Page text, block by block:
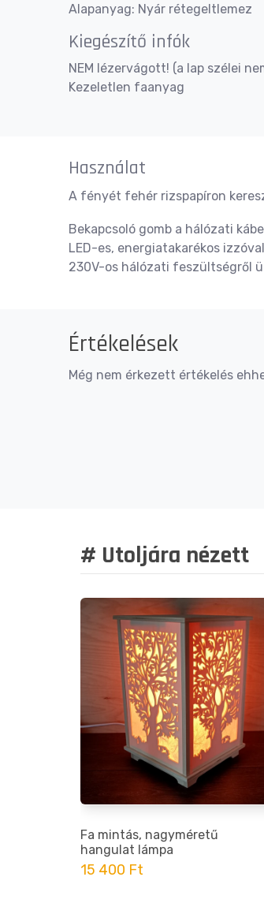
Alapanyag: Nyár rétegeltlemez
Kiegészítő infók
NEM lézervágott! (a lap szélei
Kezeletlen faanyag
Használat
A fényét fehér rizspapíron
Bekapcsoló gomb a hálózati
LED-es, energiatakarékos
230V-os hálózati feszültségről
Értékelések
Még nem érkezett értékelés
# Utoljára nézett
Fa mintás, nagyméretű
hangulat lámpa
15 400 Ft